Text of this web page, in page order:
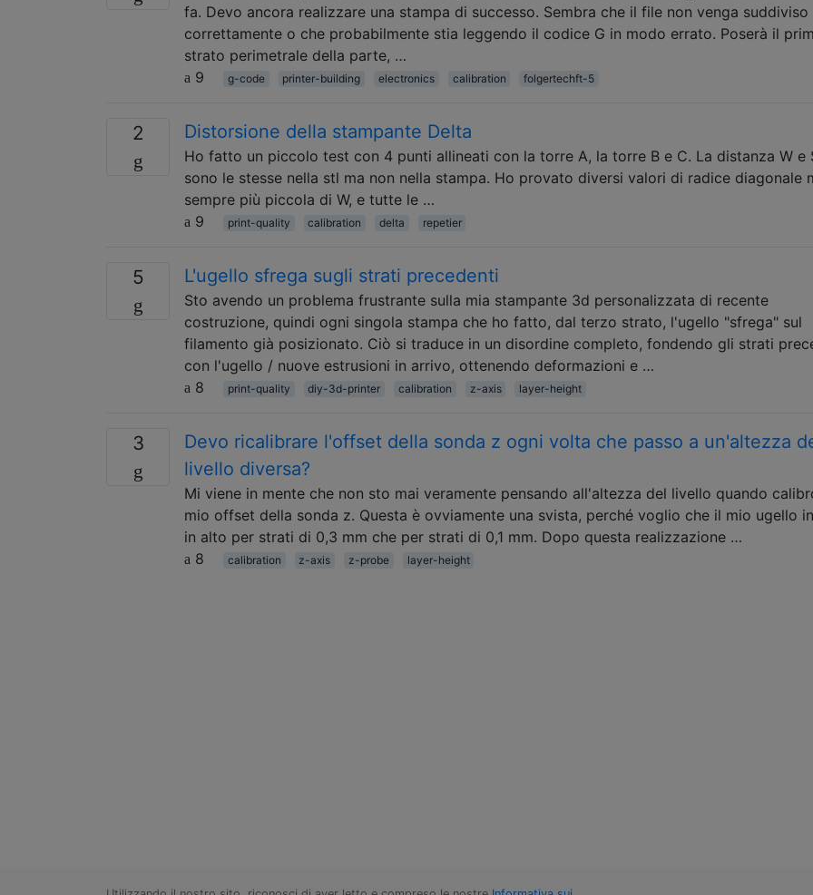
fa. Devo ancora realizzare una stampa di successo. Sembra che il file non venga suddiviso
correttamente o che probabilmente stia leggendo il codice G in modo errato. Poserà il
strato perimetrale della parte, …
9
g-code printer-building electronics calibration folgertechft-5
2 Distorsione della stampante Delta
Ho fatto un piccolo test con 4 punti allineati con la torre A, la torre B e C. La distanza W e
sono le stesse nella stl ma non nella stampa. Ho provato diversi valori di radice diagonale
sempre più piccola di W, e tutte le …
9
print-quality calibration delta repetier
5 L'ugello sfrega sugli strati precedenti
Sto avendo un problema frustrante sulla mia stampante 3d personalizzata di recente
costruzione, quindi ogni singola stampa che ho fatto, dal terzo strato, l'ugello "sfrega" sul
filamento già posizionato. Ciò si traduce in un disordine completo, fondendo gli strati
con l'ugello / nuove estrusioni in arrivo, ottenendo deformazioni e …
8
print-quality diy-3d-printer calibration z-axis layer-height
3
Devo ricalibrare l'offset della sonda z ogni volta che passo a un'altezza
livello diversa?
Mi viene in mente che non sto mai veramente pensando all'altezza del livello quando
mio offset della sonda z. Questa è ovviamente una svista, perché voglio che il mio ugello
in alto per strati di 0,3 mm che per strati di 0,1 mm. Dopo questa realizzazione …
8
calibration z-axis z-probe layer-height